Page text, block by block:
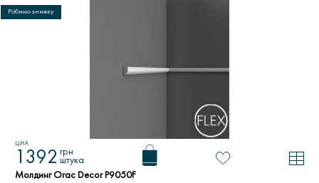
ЦІНА
1392 грн
штука
Молдинг Orac Decor P9050F
Робимо знижку